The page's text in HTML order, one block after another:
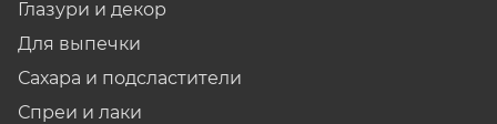
Глазури и декор
Для выпечки
Сахара и подсластители
Спреи и лаки